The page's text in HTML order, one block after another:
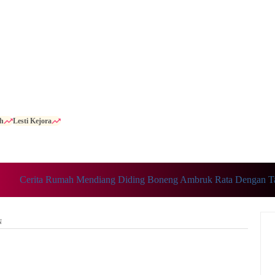
Lesti Kejora
Cerita Rumah Mendiang Diding Boneng Ambruk Rata Dengan